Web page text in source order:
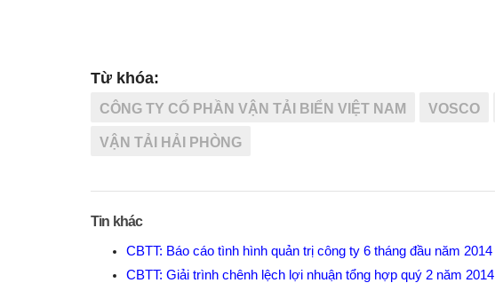
Từ khóa:
CÔNG TY CỔ PHẦN VẬN TẢI BIỂN VIỆT NAM VOSCO
VẬN TẢI HẢI PHÒNG
Tin khác
CBTT: Báo cáo tình hình quản trị công ty 6 tháng đầu năm 2014
CBTT: Giải trình chênh lệch lợi nhuận tổng hợp quý 2 năm 2014